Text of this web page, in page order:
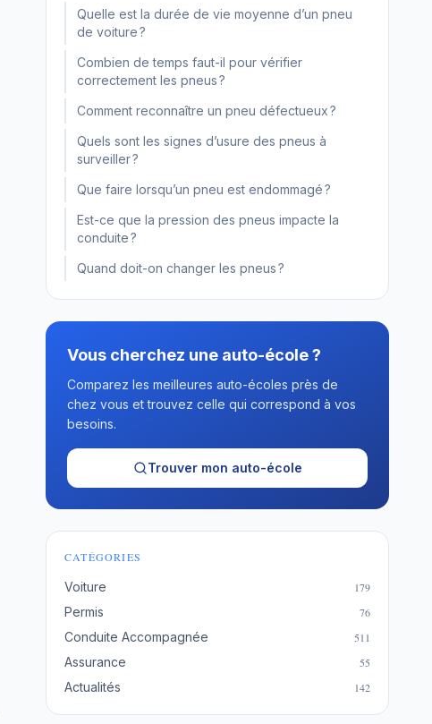
Quelle est la durée de vie moyenne d’un pneu
de voiture ?
Combien de temps faut-il pour vérifier
correctement les pneus ?
Comment reconnaître un pneu défectueux ?
Quels sont les signes d’usure des pneus à
surveiller ?
Que faire lorsqu’un pneu est endommagé ?
Est-ce que la pression des pneus impacte la
conduite ?
Quand doit-on changer les pneus ?
Vous cherchez une auto-école ?
Comparez les meilleures auto-écoles près de
chez vous et trouvez celle qui correspond à vos
besoins.
Trouver mon auto-école
CATÉGORIES
Voiture 179
Permis 76
Conduite Accompagnée 511
Assurance 55
Actualités 142